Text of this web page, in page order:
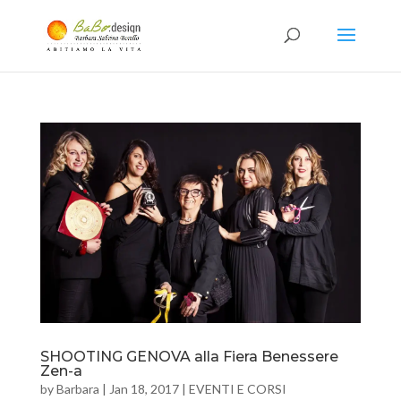
SHOOTING GENOVA alla Fiera Benessere
Zen-a
byBarbara | Jan 18, 2017| EVENTI E CORSI